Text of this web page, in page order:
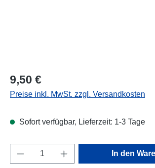
Regulärer Preis:
9,50 €
Preise inkl. MwSt. zzgl. Versandkosten
Sofort verfügbar, Lieferzeit: 1-3 Tage
Produkt Anzahl: Gib den
In den